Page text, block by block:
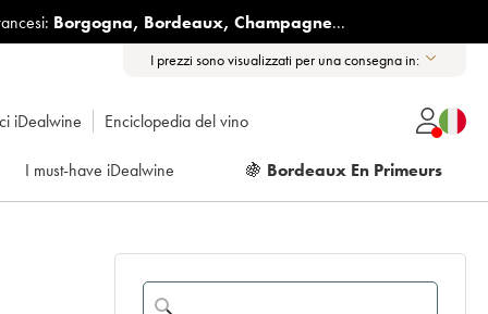
Borgogna, Bordeaux, Champagne...
I prezzi sono visualizzati per una consegna in:
iDealwine Enciclopedia del vino
I must-have iDealwine 🍇 Bordeaux En Primeurs